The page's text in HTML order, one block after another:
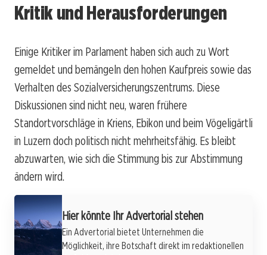
Kritik und Herausforderungen
Einige Kritiker im Parlament haben sich auch zu Wort
gemeldet und bemängeln den hohen Kaufpreis sowie das
Verhalten des Sozialversicherungszentrums. Diese
Diskussionen sind nicht neu, waren frühere
Standortvorschläge in Kriens, Ebikon und beim Vögeligärtli
in Luzern doch politisch nicht mehrheitsfähig. Es bleibt
abzuwarten, wie sich die Stimmung bis zur Abstimmung
ändern wird.
Hier könnte Ihr Advertorial stehen
Ein Advertorial bietet Unternehmen die
Möglichkeit, ihre Botschaft direkt im redaktionellen